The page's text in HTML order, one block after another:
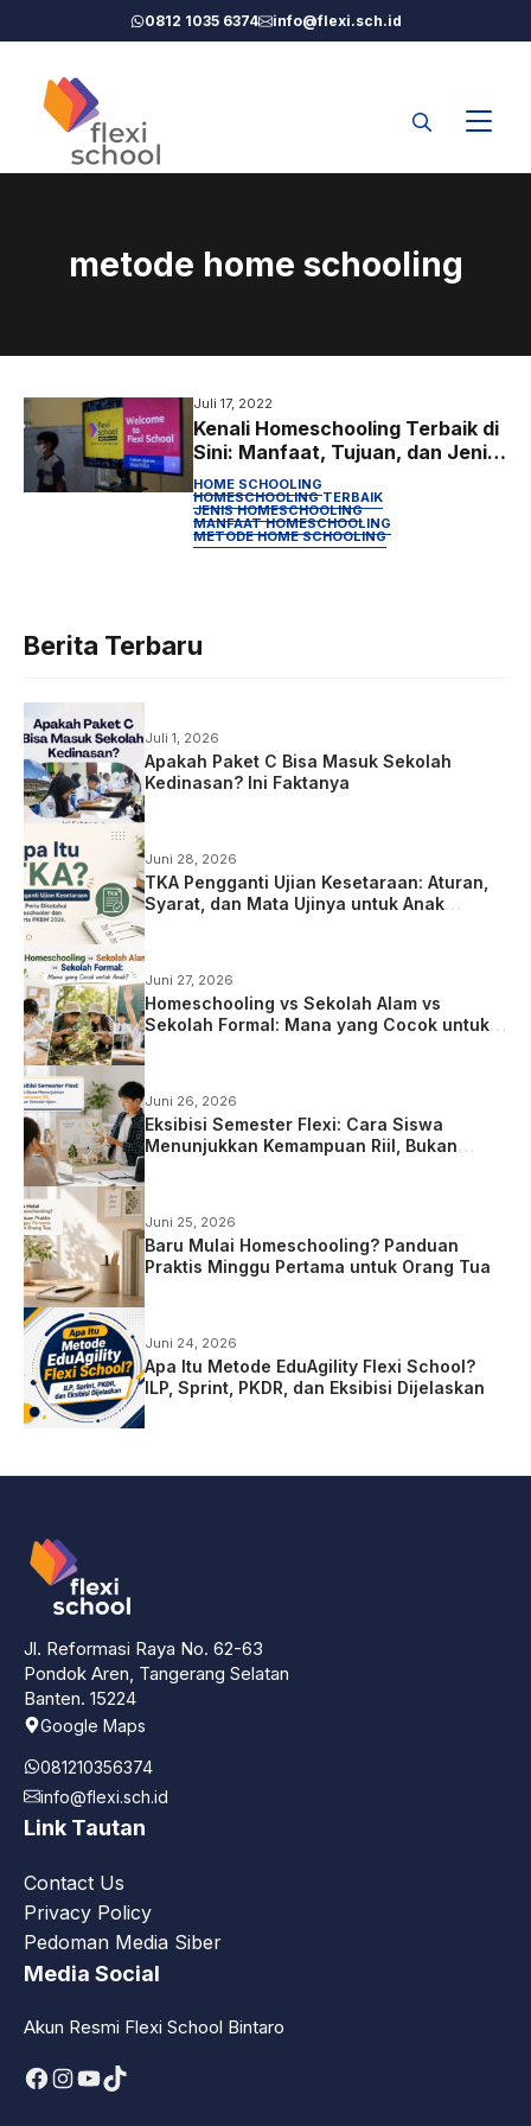
ke
0812 1035 6374 info@flexi.sch.id
metode home schooling
Juli 17, 2022
Kenali Homeschooling Terbaik di
Sini: Manfaat, Tujuan, dan Jenis-
jenisnya
HOME SCHOOLING
HOMESCHOOLING TERBAIK
JENIS HOMESCHOOLING
MANFAAT HOMESCHOOLING
METODE HOME SCHOOLING
Berita Terbaru
Juli 1, 2026
Apakah Paket C Bisa Masuk Sekolah
Kedinasan? Ini Faktanya
Juni 28, 2026
TKA Pengganti Ujian Kesetaraan: Aturan,
Syarat, dan Mata Ujinya untuk Anak
Juni 27, 2026
Homeschooling vs Sekolah Alam vs
Sekolah Formal: Mana yang Cocok untuk
Juni 26, 2026
Eksibisi Semester Flexi: Cara Siswa
Menunjukkan Kemampuan Riil, Bukan
Juni 25, 2026
Baru Mulai Homeschooling? Panduan
Praktis Minggu Pertama untuk Orang Tua
Juni 24, 2026
Apa Itu Metode EduAgility Flexi School?
ILP, Sprint, PKDR, dan Eksibisi Dijelaskan
Jl. Reformasi Raya No. 62-63
Pondok Aren, Tangerang Selatan
Banten. 15224
Google Maps
081210356374
info@flexi.sch.id
Link Tautan
Contact Us
Privacy Policy
Pedoman Media Siber
Media Social
Akun Resmi Flexi School Bintaro
Facebook
Instagram
YouTube
TikTok